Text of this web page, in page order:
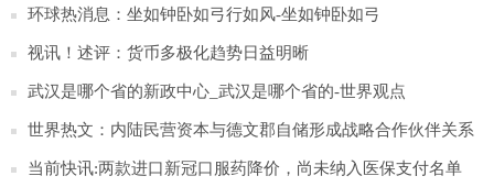
环球热消息：坐如钟卧如弓行如风-坐如钟卧如弓
视讯！述评：货币多极化趋势日益明晰
武汉是哪个省的新政中心_武汉是哪个省的-世界观点
世界热文：内陆民营资本与德文郡自储形成战略合作伙伴关系
当前快讯:两款进口新冠口服药降价，尚未纳入医保支付名单